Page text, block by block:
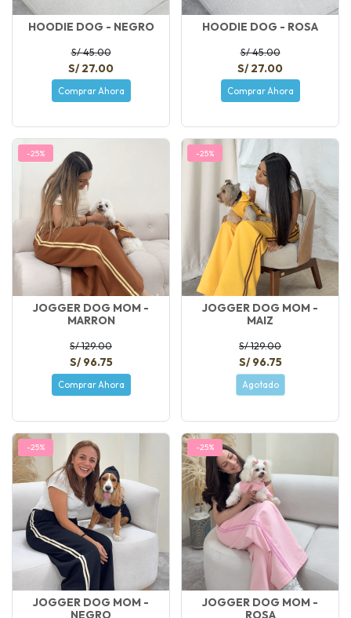
HOODIE DOG - NEGRO
S/ 45.00
S/ 27.00
Comprar Ahora
HOODIE DOG - ROSA
S/ 45.00
S/ 27.00
Comprar Ahora
-25%
JOGGER DOG MOM -
MARRON
S/ 129.00
S/ 96.75
Comprar Ahora
-25%
JOGGER DOG MOM -
MAIZ
S/ 129.00
S/ 96.75
Agotado
-25%
JOGGER DOG MOM -
NEGRO
-25%
JOGGER DOG MOM -
ROSA